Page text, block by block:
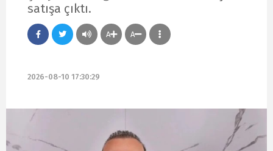
satışa çıktı.
A A
2026-08-10 17:30:29